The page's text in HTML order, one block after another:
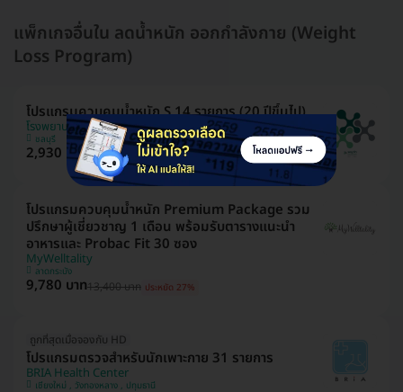
แพ็กเกจอื่นใน ลดน้ำหนัก ออกกำลังกาย (Weight
Loss Program)
โปรแกรมควบคุมน้ำหนัก S 14 รายการ (20 ปีขึ้นไป)
โรงพยาบาลพญาไท ศรีราชา
ชลบุรี
2,930 บาท8,572 บาท ประหยัด 66%
โปรแกรมควบคุมน้ำหนัก Premium Package รวม
ปรึกษาผู้เชี่ยวชาญ 1 เดือน พร้อมรับตารางแนะนำ
อาหารและ Probac Fit 30 ซอง
MyWelltality
ลาดกระบัง
9,780 บาท13,400 บาท ประหยัด 27%
ถูกที่สุดเมื่อจองกับ HD
โปรแกรมตรวจสำหรับนักเพาะกาย 31 รายการ
BRIA Health Center
เชียงใหม่ , วังทองหลาง , ปทุมธานี